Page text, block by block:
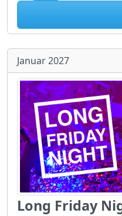
Januar 2027
Long Friday